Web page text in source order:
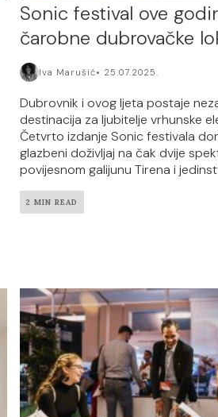
Sonic festival ove
čarobne dubrovačke
Iva Marušić 25.07.2025.
Dubrovnik i ovog ljeta postaje
destinacija za ljubitelje vrhunske
Četvrto izdanje Sonic festivala
glazbeni doživljaj na čak dvije
povijesnom galijunu Tirena i
2 MIN READ